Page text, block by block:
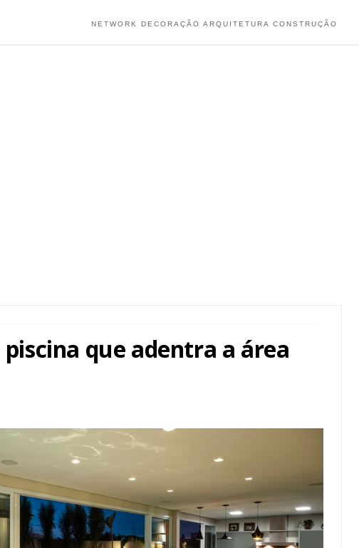
NETWORK DECORAÇÃO ARQUITETURA CONSTRUÇÃO
que adentra a área